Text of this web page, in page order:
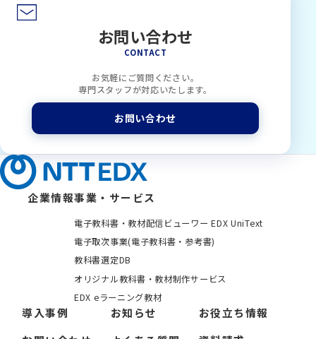
お問い合わせ
CONTACT
お気軽にご質問ください。
専門スタッフが対応いたします。
お問い合わせ
企業情報事業・サービス
電子教科書・教材配信ビューワー EDX UniText
電子取次事業(電子教科書・参考書)
教科書選定DB
オリジナル教科書・教材制作サービス
EDX eラーニング教材
導入事例 お知らせ
お役立ち情報